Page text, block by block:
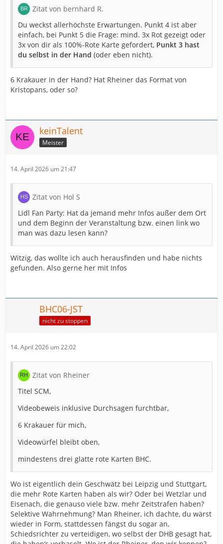
Zitat von bernhard R.
Du weckst allerhöchste Erwartungen. Punkt 4 ist aber
einfach, bei Punkt 5 die Frage: mind. 3x Rot gezeigt oder
3x von dir als 100%-Rote Karte gefordert, Punkt 3 hast
du selbst in der Hand (oder eben nicht).
6 Krakauer in der Hand? Hat Rheiner das Format von
Kristopans, oder so?
keinTalent
Meister
14. April 2026 um 21:47
Zitat von Hol S
Lidl Fan Party: Hat da jemand mehr Infos außer dem Ort
und dem Beginn der Veranstaltung bzw. einen link wo
man was dazu lesen kann?
Witzig, das wollte ich auch herausfinden und habe nichts
gefunden. Also gerne her mit Infos
BHC06-JST
nicht zu stoppen
14. April 2026 um 22:02
Zitat von Rheiner
Titel SCM,
Videobeweis inklusive Durchsagen furchtbar,
6 Krakauer für mich,
Videowürfel bleibt oben,
mindestens drei glatte rote Karten BHC.
Wo ist eigentlich dein Geschwätz bei Leipzig und Stuttgart,
die mehr Rote Karten haben als wir? Oder bei Wetzlar und
Eisenach, die genauso viele bzw. mehr Zeitstrafen haben?
Selektive Wahrnehmung? Man Rheiner, ich dachte, du wärst
wieder in Form, stattdessen fängst du sogar an,
Schiedsrichter zu verteidigen, wo selbst der DHB gesagt hat,